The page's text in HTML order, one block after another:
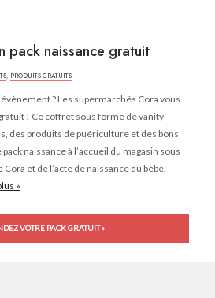
pack naissance gratuit
, PRODUITS GRATUITS
? Les supermarchés Cora vous
! Ce coffret sous forme de vanity
des produits de puériculture et des bons
naissance à l’accueil du magasin sous
et de l’acte de naissance du bébé.
»
VOTRE PACK GRATUIT »